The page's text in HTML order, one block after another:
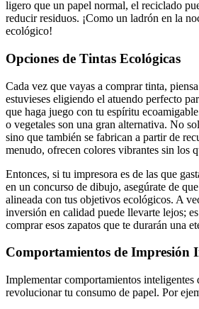
ligero que un papel normal, el reciclado
reducir residuos. ¡Como un ladrón en la
ecológico!
Opciones de Tintas Ecológicas
Cada vez que vayas a comprar tinta,
estuvieses eligiendo el atuendo perfecto
que haga juego con tu espíritu
o vegetales son una gran alternativa. No
sino que también se fabrican a partir de
menudo, ofrecen colores vibrantes sin los
Entonces, si tu impresora es de las que
en un concurso de dibujo, asegúrate de
alineada con tus objetivos ecológicos. A
inversión en calidad puede llevarte lejos;
comprar esos zapatos que te durarán una
Comportamientos de Impresión
Implementar comportamientos inteligentes
revolucionar tu consumo de papel. Por